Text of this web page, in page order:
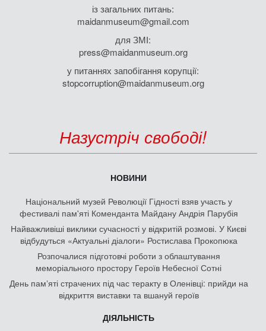
із загальних питань:
maidanmuseum@gmail.com
для ЗМІ:
press@maidanmuseum.org
у питаннях запобігання корупції:
stopcorruption@maidanmuseum.org
Назустріч свободі!
НОВИНИ
Національний музей Революції Гідності взяв участь у
фестивалі пам'яті Коменданта Майдану Андрія Парубія
Найважливіші виклики сучасності у відкритій розмові. У Києві
відбудуться «Актуальні діалоги» Ростислава Прокопюка
Розпочалися підготовчі роботи з облаштування
меморіального простору Героїв Небесної Сотні
День памʼяті страчених під час теракту в Оленівці: прийди на
відкриття виставки та вшануй героїв
ДІЯЛЬНІСТЬ